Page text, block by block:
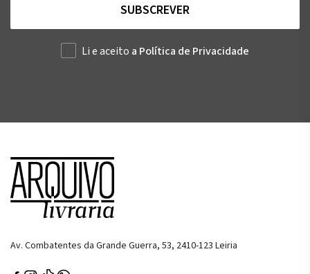
SUBSCREVER
Li e aceito a Política de Privacidade
Av. Combatentes da Grande Guerra, 53, 2410-123 Leiria